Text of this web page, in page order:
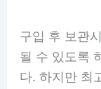
구입 후 보관
될 수 있도록
다. 하지만 최